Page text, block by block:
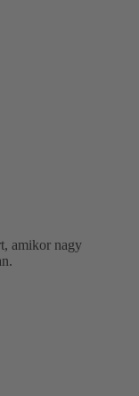
amikor nagy